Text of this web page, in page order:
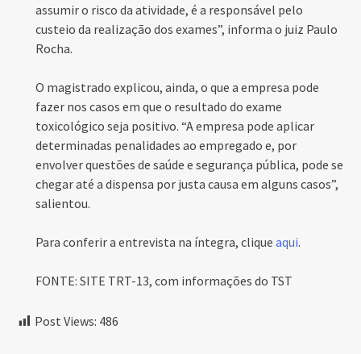
assumir o risco da atividade, é a responsável pelo
custeio da realização dos exames”, informa o juiz Paulo
Rocha.
O magistrado explicou, ainda, o que a empresa pode
fazer nos casos em que o resultado do exame
toxicológico seja positivo. “A empresa pode aplicar
determinadas penalidades ao empregado e, por
envolver questões de saúde e segurança pública, pode se
chegar até a dispensa por justa causa em alguns casos”,
salientou.
Para conferir a entrevista na íntegra, clique aqui.
FONTE: SITE TRT-13, com informações do TST
Post Views: 486